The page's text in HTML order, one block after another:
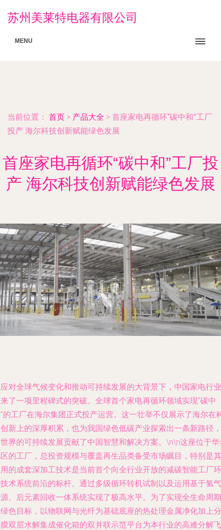
苏州美莱特电器有限公司
MENU
当前位置： 首页 > 产品大全 > 首座家电再循环“碳中和”工厂
投产 海尔科技创新赋能绿色发展
首座家电再循环“碳中和”工厂投
产 海尔科技创新赋能绿色发展
对全球气候变化和推动可持续发展的大背景下，中国家电行业
了一项里程碑式的突破。全球首个家电再循环领域实现“碳中
的工厂在海尔集团正式投产运营。这一壮举不仅展示了海尔在
新上的深厚积累，也为我国绿色低碳产业探索出一条新路径，
界的可持续发展贡献了中国智慧和解决方案。\n\n这座位于
的工厂，总投资规模与覆盖再生品类备受市场瞩目，特别是其
的成套深加工技术是当前首个向全行业开放的减碳智能工厂环
术系统前沿的标杆。通过多级循环转机试制以及运用基于氢气
、后元素回收一体系统实现了极高水平。为了实现全生命周期
色目标，以物联网与光纤为基础底座的热处理金属净化加上分
双层水解集成催化箱的双并联示范平台为本行业的高难分解飞